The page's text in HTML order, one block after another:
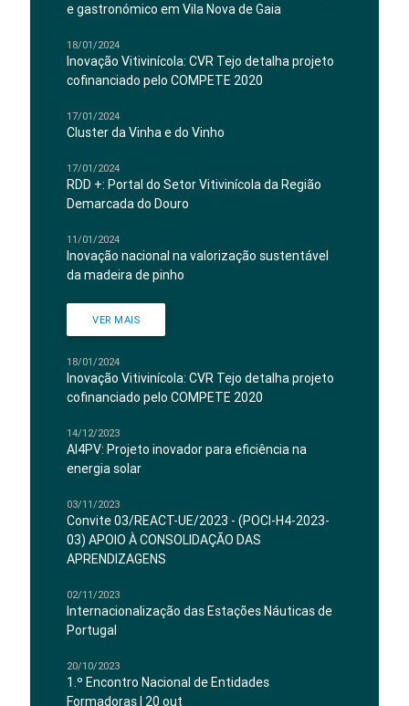
e gastronómico em Vila Nova de Gaia
18/01/2024
Inovação Vitivinícola: CVR Tejo detalha projeto
cofinanciado pelo COMPETE 2020
17/01/2024
Cluster da Vinha e do Vinho
17/01/2024
RDD +: Portal do Setor Vitivinícola da Região
Demarcada do Douro
11/01/2024
Inovação nacional na valorização sustentável
da madeira de pinho
VER MAIS
18/01/2024
Inovação Vitivinícola: CVR Tejo detalha projeto
cofinanciado pelo COMPETE 2020
14/12/2023
AI4PV: Projeto inovador para eficiência na
energia solar
03/11/2023
Convite 03/REACT-UE/2023 - (POCI-H4-2023-
03) APOIO À CONSOLIDAÇÃO DAS
APRENDIZAGENS
02/11/2023
Internacionalização das Estações Náuticas de
Portugal
20/10/2023
1.º Encontro Nacional de Entidades
Formadoras | 20 out